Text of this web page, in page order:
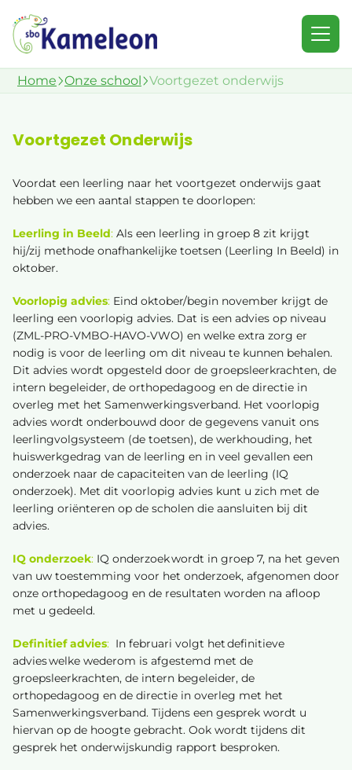
Home Onze school Voortgezet onderwijs
Onze school
Onze school
Visie en Doelen
Praktische informatie
Team
Medezeggenschapsraad
Voortgezet onderwijs
Aanbod
Kennismaken
Werken en stage
Werken bij Stichting Wijzer in Opvang en
Onderwijs
Stage op SBO Kameleon
Contact
010 - 4751740
info.kameleon@wijzer.nu
Wijzer.nu
Voortgezet Onderwijs
Voordat een leerling naar het voortgezet onderwijs gaat
hebben we een aantal stappen te doorlopen:
Leerling in Beeld: Als een leerling in groep 8 zit krijgt
hij/zij methode onafhankelijke toetsen (Leerling In Beeld) in
oktober.
Voorlopig advies: Eind oktober/begin november krijgt de
leerling een voorlopig advies. Dat is een advies op niveau
(ZML-PRO-VMBO-HAVO-VWO) en welke extra zorg er
nodig is voor de leerling om dit niveau te kunnen behalen.
Dit advies wordt opgesteld door de groepsleerkrachten, de
intern begeleider, de orthopedagoog en de directie in
overleg met het Samenwerkingsverband. Het voorlopig
advies wordt onderbouwd door de gegevens vanuit ons
leerlingvolgsysteem (de toetsen), de werkhouding, het
huiswerkgedrag van de leerling en in veel gevallen een
onderzoek naar de capaciteiten van de leerling (IQ
onderzoek). Met dit voorlopig advies kunt u zich met de
leerling oriënteren op de scholen die aansluiten bij dit
advies.
IQ onderzoek: IQ onderzoek wordt in groep 7, na het geven
van uw toestemming voor het onderzoek, afgenomen door
onze orthopedagoog en de resultaten worden na afloop
met u gedeeld.
Definitief advies: In februari volgt het definitieve
advies welke wederom is afgestemd met de
groepsleerkrachten, de intern begeleider, de
orthopedagoog en de directie in overleg met het
Samenwerkingsverband. Tijdens een gesprek wordt u
hiervan op de hoogte gebracht. Ook wordt tijdens dit
gesprek het onderwijskundig rapport besproken.